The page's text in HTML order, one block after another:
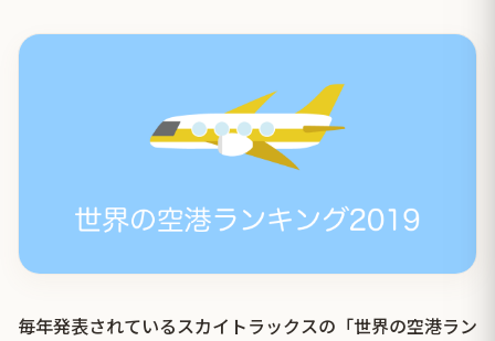
毎年発表されているスカイトラックスの「世界の空港ラン